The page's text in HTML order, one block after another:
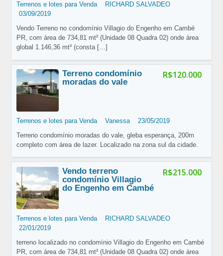
Terrenos e lotes para Venda
RICHARD SALVADEO
03/09/2019
Vendo Terreno no condomínio Villagio do Engenho em Cambé
PR, com área de 734,81 mt² (Unidade 08 Quadra 02) onde área
global 1.146,36 mt² (consta […]
R$120.000
Terreno condomínio
moradas do vale
Terrenos e lotes para Venda Vanessa
23/05/2019
Terreno condomínio moradas do vale, gleba esperança, 200m
completo com área de lazer. Localizado na zona sul da cidade.
R$215.000
Vendo terreno
condomínio Villagio
do Engenho em Cambé
Terrenos e lotes para Venda
RICHARD SALVADEO
22/01/2019
terreno localizado no condomínio Villagio do Engenho em Cambé
PR, com área de 734,81 mt² (Unidade 08 Quadra 02) onde área